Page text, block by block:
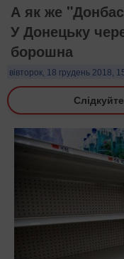
А як же
У Донецьку
борошна
вівторок, 18 грудень 2018,